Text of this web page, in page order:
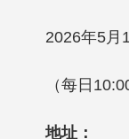
2026年5
（每日
地址：